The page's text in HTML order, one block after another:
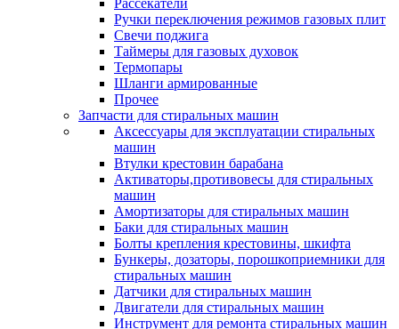
Рассекатели
Ручки переключения режимов газовых плит
Свечи поджига
Таймеры для газовых духовок
Термопары
Шланги армированные
Прочее
Запчасти для стиральных машин
Аксессуары для эксплуатации стиральных
машин
Втулки крестовин барабана
Активаторы,противовесы для стиральных
машин
Амортизаторы для стиральных машин
Баки для стиральных машин
Болты крепления крестовины, шкифта
Бункеры, дозаторы, порошкоприемники для
стиральных машин
Датчики для стиральных машин
Двигатели для стиральных машин
Инструмент для ремонта стиральных машин